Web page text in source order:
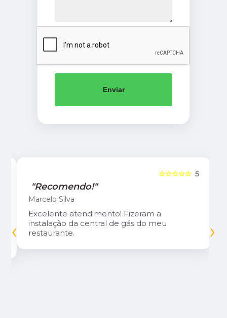
Enviar
5
☆☆☆☆☆
"Recomendo!"
Marcelo Silva
Excelente atendimento! Fizeram a
instalação da central de gás do meu
restaurante.
‹ ›